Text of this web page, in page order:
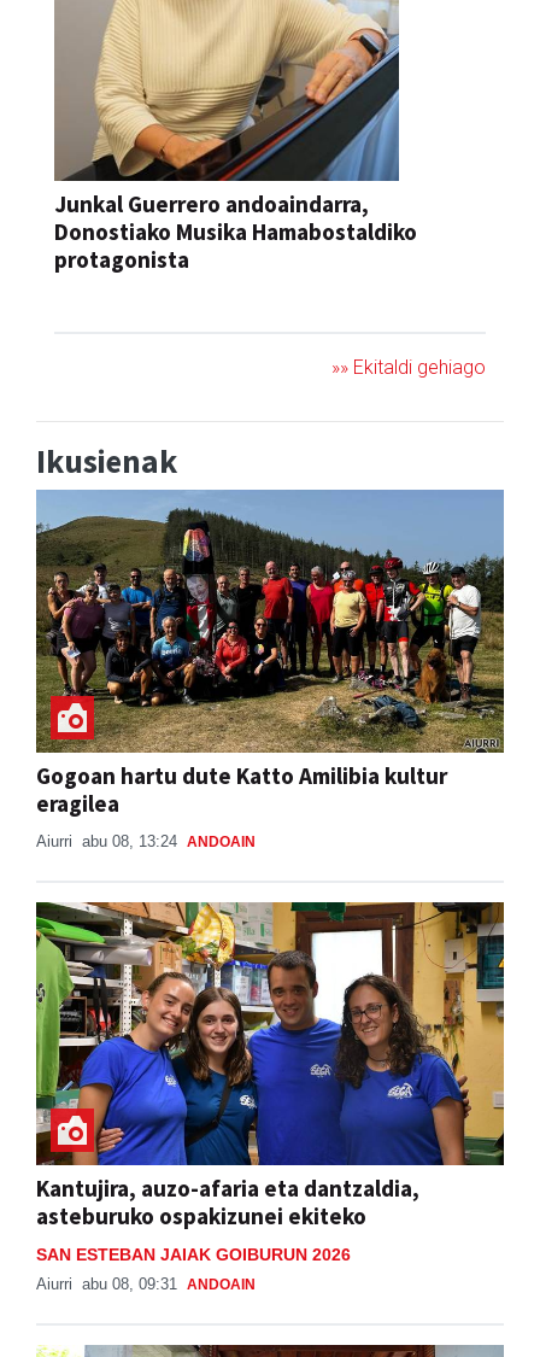
Junkal Guerrero andoaindarra,
Donostiako Musika Hamabostaldiko
protagonista
»» Ekitaldi gehiago
Ikusienak
Gogoan hartu dute Katto Amilibia kultur
eragilea
Aiurri abu 08, 13:24 ANDOAIN
Kantujira, auzo-afaria eta dantzaldia,
asteburuko ospakizunei ekiteko
SAN ESTEBAN JAIAK GOIBURUN 2026
Aiurri abu 08, 09:31 ANDOAIN